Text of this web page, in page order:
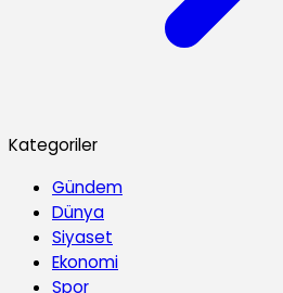
Kategoriler
Gündem
Dünya
Siyaset
Ekonomi
Spor